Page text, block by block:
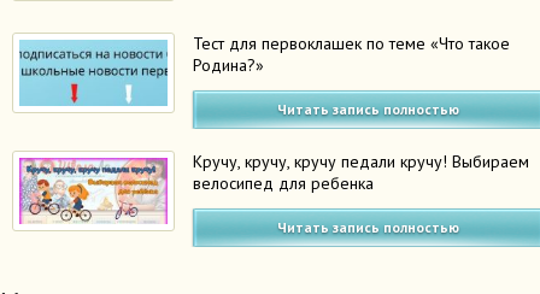
Тест для первоклашек по теме «Что такое
Родина?»
Читать запись полностью
Кручу, кручу, кручу педали кручу! Выбираем
велосипед для ребенка
Читать запись полностью